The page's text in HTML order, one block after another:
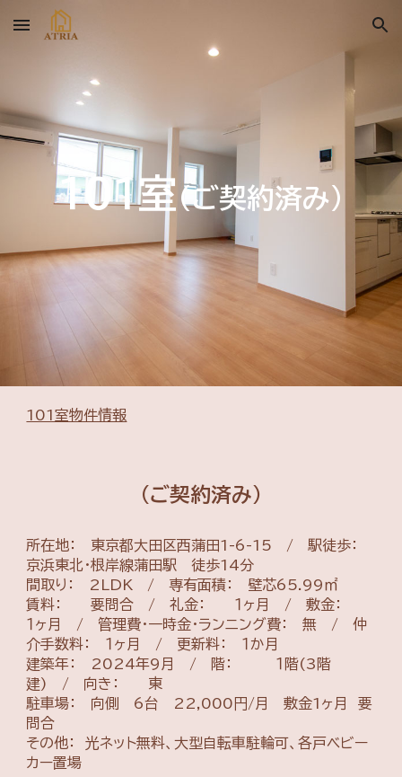
Skip to main content Skip to navigation
１０１室 (ご契約済み)
101室物件情報
(ご契約済み)
所在地： 東京都大田区西蒲田1-6-15 /駅徒歩：
京浜東北・根岸線蒲田駅 徒歩14分
間取り： 2LDK /専有面積： 壁芯65.99㎡
賃料： 要問合 / 礼金： １ヶ月 / 敷金：
１ヶ月 /管理費・一時金・ランニング費： 無 / 仲
介手数料： １ヶ月 / 更新料： １か月
建築年： 2024年9月 / 階： １階(3階
建) / 向き： 東
駐車場： 向側 6台 22,000円/月 敷金1ヶ月 要
問合
その他： 光ネット無料、大型自転車駐輪可、各戸ベビー
カー置場